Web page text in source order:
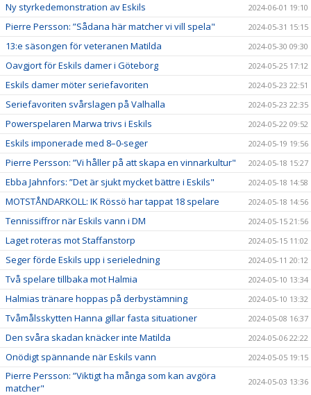
Ny styrkedemonstration av Eskils 2024-06-01 19:10
Pierre Persson: ”Sådana här matcher vi vill spela" 2024-05-31 15:15
13:e säsongen för veteranen Matilda 2024-05-30 09:30
Oavgjort för Eskils damer i Göteborg 2024-05-25 17:12
Eskils damer möter seriefavoriten 2024-05-23 22:51
Seriefavoriten svårslagen på Valhalla 2024-05-23 22:35
Powerspelaren Marwa trivs i Eskils 2024-05-22 09:52
Eskils imponerade med 8–0-seger 2024-05-19 19:56
Pierre Persson: ”Vi håller på att skapa en vinnarkultur" 2024-05-18 15:27
Ebba Jahnfors: ”Det är sjukt mycket bättre i Eskils" 2024-05-18 14:58
MOTSTÅNDARKOLL: IK Rössö har tappat 18 spelare 2024-05-18 14:56
Tennissiffror när Eskils vann i DM 2024-05-15 21:56
Laget roteras mot Staffanstorp 2024-05-15 11:02
Seger förde Eskils upp i serieledning 2024-05-11 20:12
Två spelare tillbaka mot Halmia 2024-05-10 13:34
Halmias tränare hoppas på derbystämning 2024-05-10 13:32
Tvåmålsskytten Hanna gillar fasta situationer 2024-05-08 16:37
Den svåra skadan knäcker inte Matilda 2024-05-06 22:22
Onödigt spännande när Eskils vann 2024-05-05 19:15
Pierre Persson: ”Viktigt ha många som kan avgöra
matcher"
2024-05-03 13:36